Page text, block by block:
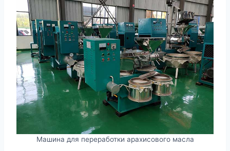
Машина для переработки арахисового масла